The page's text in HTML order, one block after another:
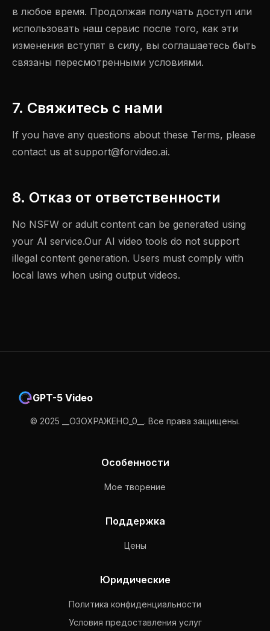
в любое время. Продолжая получать доступ или
использовать наш сервис после того, как эти
изменения вступят в силу, вы соглашаетесь быть
связаны пересмотренными условиями.
7. Свяжитесь с нами
If you have any questions about these Terms, please
contact us at support@forvideo.ai.
8. Отказ от ответственности
No NSFW or adult content can be generated using
your AI service.Our AI video tools do not support
illegal content generation. Users must comply with
local laws when using output videos.
GPT-5 Video
© 2025 __ОЗОХРАЖЕНО_0__. Все права защищены.
Особенности
Мое творение
Поддержка
Цены
Юридические
Политика конфиденциальности
Условия предоставления услуг